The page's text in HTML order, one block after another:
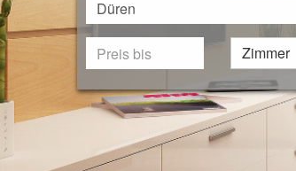
Zimmer